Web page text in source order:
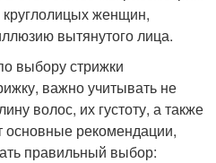
женщин,
вытянутого лица.
выбору стрижки
важно учитывать не
волос, их густоту, а также
основные рекомендации,
правильный выбор: